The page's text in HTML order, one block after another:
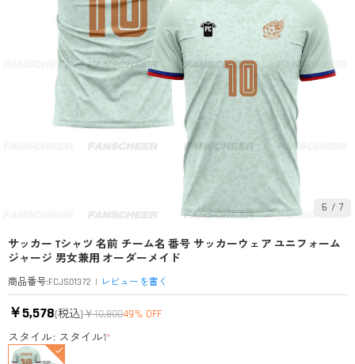
6 / 7
サッカー Tシャツ 名前 チーム名 番号 サッカーウェア ユニフォーム
ジャージ 男女兼用 オーダーメイド
商品番号:FCJS01372 | レビューを書く
￥5,578(税込)￥10,80049% OFF
スタイル: スタイル1*